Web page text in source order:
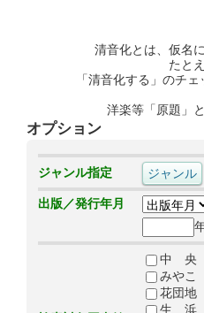
清音化とは、仮名
たと
「清音化する」のチ
洋楽等「原題」
オプション
ジャンル指定
出版／発行年月
中 央
みやこ
花団地
生 浜